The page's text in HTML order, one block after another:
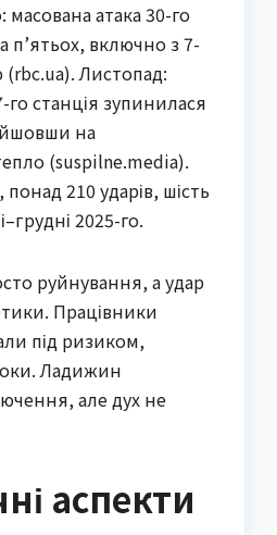
атака 30-го
п’ятьох, включно з 7-
Листопад:
го станція зупинилася
на
(suspilne.media).
210 ударів, шість
2025-го.
руйнування, а удар
Працівники
під ризиком,
Ладижин
але дух не
аспекти